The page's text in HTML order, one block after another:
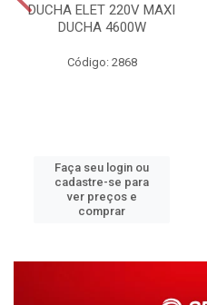
DUCHA ELET 220V MAXI
DUCHA 4600W
Código: 2868
Faça seu login ou
cadastre-se para
ver preços e
comprar